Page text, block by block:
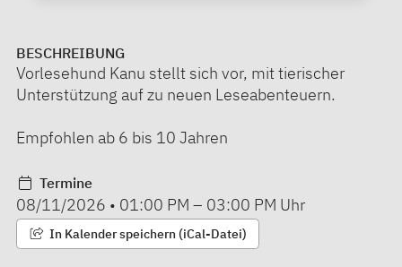
BESCHREIBUNG
Vorlesehund Kanu stellt sich vor, mit tierischer
Unterstützung auf zu neuen Leseabenteuern.
Empfohlen ab 6 bis 10 Jahren
Termine
08/11/2026 • 01:00 PM – 03:00 PM Uhr
In Kalender speichern (iCal-Datei)